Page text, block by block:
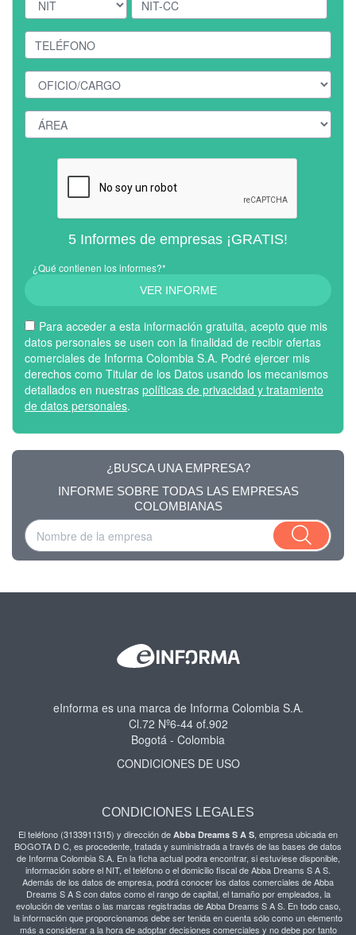
5 Informes de empresas ¡GRATIS!
¿Qué contienen los informes?*
VER INFORME
Para acceder a esta información gratuita, acepto que mis
datos personales se usen con la finalidad de recibir ofertas
comerciales de Informa Colombia S.A. Podré ejercer mis
derechos como Titular de los Datos usando los mecanismos
detallados en nuestras políticas de privacidad y tratamiento
de datos personales.
¿BUSCA UNA EMPRESA?
INFORME SOBRE TODAS LAS EMPRESAS
COLOMBIANAS
eInforma es una marca de Informa Colombia S.A.
Cl.72 Nº6-44 of.902
Bogotá - Colombia
CONDICIONES DE USO
CONDICIONES LEGALES
El teléfono (3133911315) y dirección de Abba Dreams S A S
BOGOTA D C, es procedente, tratada y suministrada a través de las bases de datos
de Informa Colombia S.A. En la ficha actual podra encontrar, si estuviese disponible,
información sobre el NIT, el teléfono o el domicilio fiscal de Abba Dreams S A S.
Además de los datos de empresa, podrá conocer los datos comerciales de Abba
Dreams S A S con datos como el rango de capital, el tamaño por empleados, la
evolución de ventas o las marcas registradas de Abba Dreams S A S. En todo caso,
la información que proporcionamos debe ser tenida en cuenta sólo como un elemento
más a considerar a la hora de adoptar decisiones comerciales y no debe por tanto